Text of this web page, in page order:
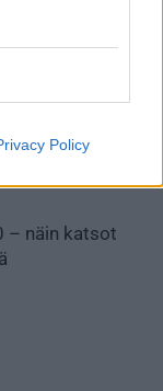
Policy
peliin –
paluun
tilanteesta
– näin katsot